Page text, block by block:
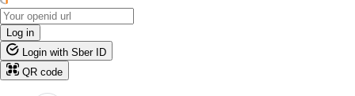
Log in
Login with Sber ID
QR code